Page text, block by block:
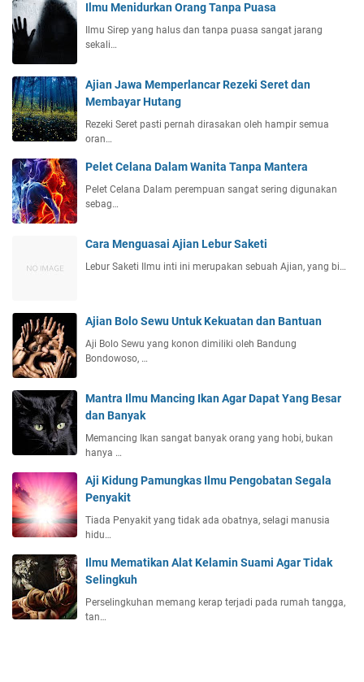
Ilmu Menidurkan Orang Tanpa Puasa
Ilmu Sirep yang halus dan tanpa puasa sangat jarang
sekali…
Ajian Jawa Memperlancar Rezeki Seret dan
Membayar Hutang
Rezeki Seret pasti pernah dirasakan oleh hampir semua
oran…
Pelet Celana Dalam Wanita Tanpa Mantera
Pelet Celana Dalam perempuan sangat sering digunakan
sebag…
Cara Menguasai Ajian Lebur Saketi
Lebur Saketi Ilmu inti ini merupakan sebuah Ajian, yang bi…
Ajian Bolo Sewu Untuk Kekuatan dan Bantuan
Aji Bolo Sewu yang konon dimiliki oleh Bandung
Bondowoso, …
Mantra Ilmu Mancing Ikan Agar Dapat Yang Besar
dan Banyak
Memancing Ikan sangat banyak orang yang hobi, bukan
hanya …
Aji Kidung Pamungkas Ilmu Pengobatan Segala
Penyakit
Tiada Penyakit yang tidak ada obatnya, selagi manusia
hidu…
Ilmu Mematikan Alat Kelamin Suami Agar Tidak
Selingkuh
Perselingkuhan memang kerap terjadi pada rumah tangga,
tan…